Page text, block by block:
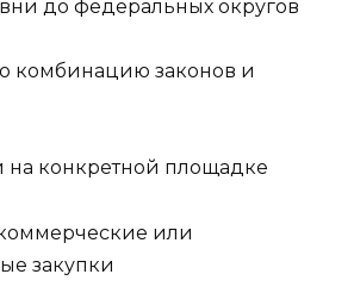
до федеральных округов
комбинацию законов и
на конкретной площадке
или
закупки